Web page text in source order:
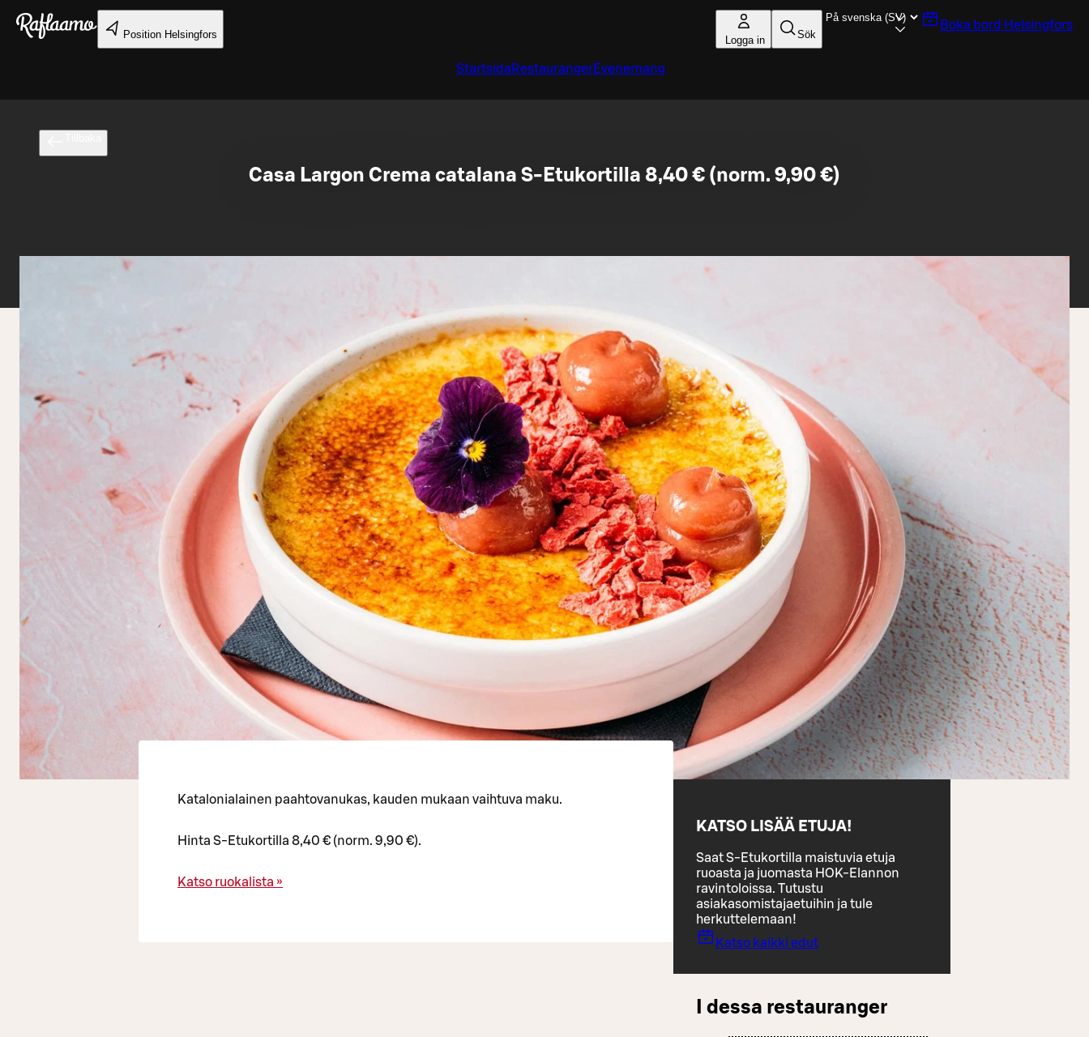
Gå till huvudinnehållet
Position Helsingfors Logga in Sök
Boka bord Helsingfors
Startsida RestaurangerEvenemang
Casa Largon Crema catalana S-Etukortilla 8,40 € (norm. 9,90 €)
Katalonialainen paahtovanukas, kauden mukaan vaihtuva maku.
Hinta S-Etukortilla 8,40 € (norm. 9,90 €).
Katso ruokalista »
KATSO LISÄÄ ETUJA!
Saat S-Etukortilla maistuvia etuja
ruoasta ja juomasta HOK-Elannon
ravintoloissa. Tutustu
asiakasomistajaetuihin ja tule
herkuttelemaan!
Katso kaikki edut
I dessa restauranger